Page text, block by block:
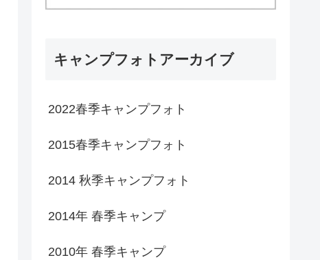
キャンプフォトアーカイブ
2022春季キャンプフォト
2015春季キャンプフォト
2014 秋季キャンプフォト
2014年 春季キャンプ
2010年 春季キャンプ